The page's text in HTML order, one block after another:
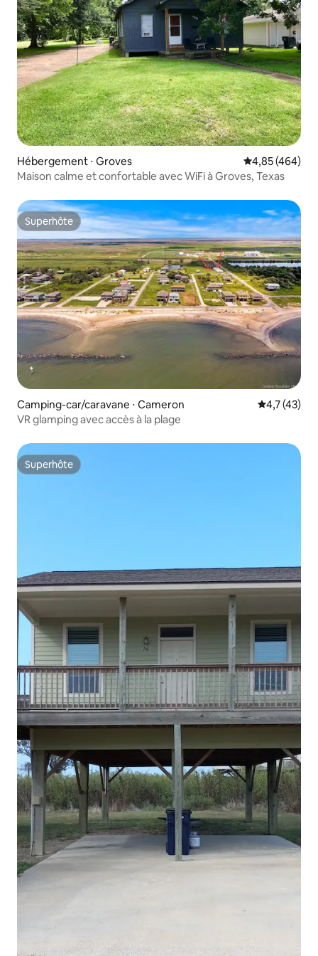
Hébergement ⋅ Groves Évaluation
4,85 (464)
Maison calme et confortable avec WiFi à Groves, Texas
Superhôte
Superhôte
Camping-car/caravane ⋅ Cameron Évaluation
4,7 (43)
VR glamping avec accès à la plage
Superhôte
Superhôte